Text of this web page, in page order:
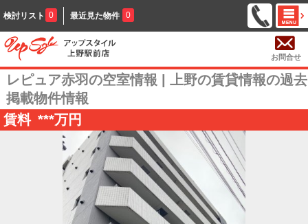
検討リスト 0 最近見た物件 0
お問合せ
レピュア赤羽の空室情報 | 上野の賃貸情報の過去
掲載物件情報
賃料 ***万円